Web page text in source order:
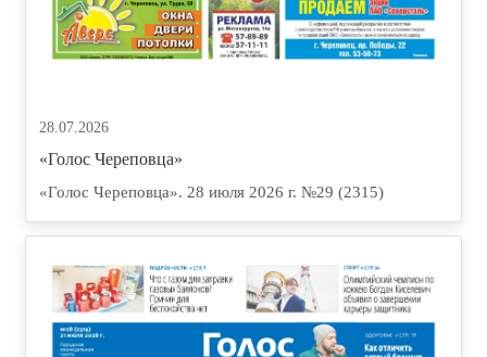
28.07.2026
«Голос Череповца»
«Голос Череповца». 28 июля 2026 г. №29 (2315)